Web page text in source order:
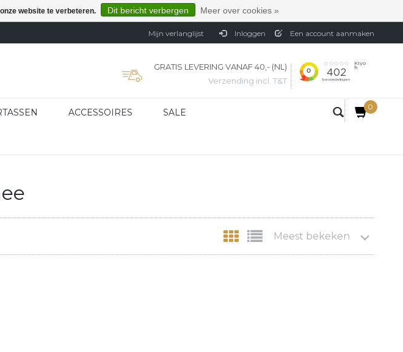
Mijn verlanglijst Inloggen Een account aanmaken
GRATIS LEVERING VANAF 40,- (NL)
Verzending incl. T&T
ACCESSOIRES SALE
0
Meest bekeken
website te verbeteren. Dit bericht verbergen Meer over cookies »